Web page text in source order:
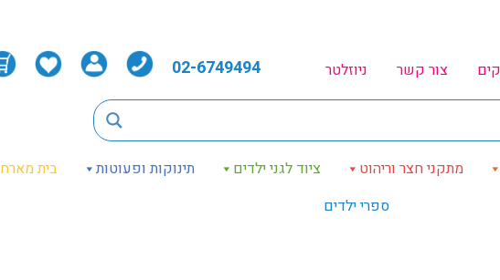
צור קשר ניוזלטר 02-6749494
מתקני חצר וריהוט ציוד לגני ילדים תינוקות ופעוטות בית מארח
ספרי ילדים